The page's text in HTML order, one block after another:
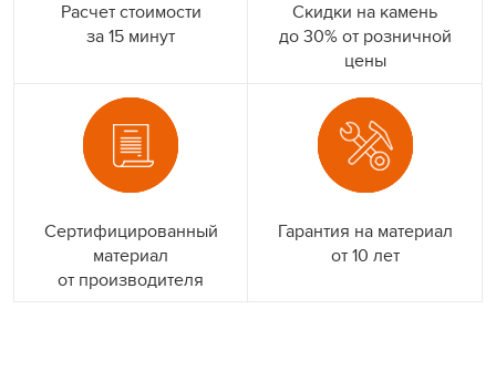
Расчет стоимости
за 15 минут
Скидки на камень
до 30% от розничной
цены
Сертифицированный
материал
от производителя
Гарантия на материал
от 10 лет